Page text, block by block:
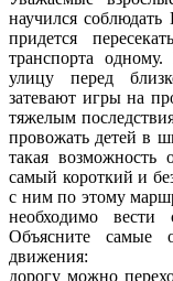
научился
придется
транспорта
улицу перед
затевают игры на
тяжелым
провожать детей в
такая возможность
самый короткий и
с ним по этому
необходимо вести
Объясните самые
движения:
дорогу можно